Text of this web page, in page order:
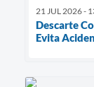
21 JUL 2026 -
Descarte
Evita